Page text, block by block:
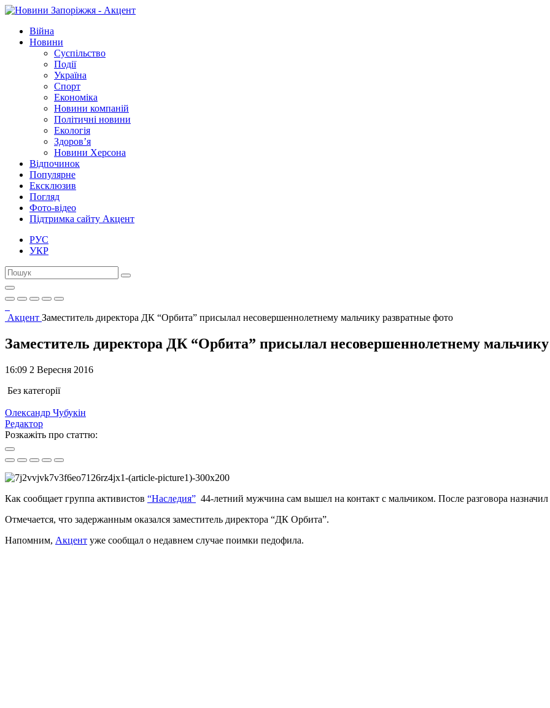
Війна
Новини
Суспільство
Події
Україна
Спорт
Економіка
Новини компаній
Політичні новини
Екологія
Здоров’я
Новини Херсона
Відпочинок
Популярне
Ексклюзив
Погляд
Фото-відео
Підтримка сайту Акцент
РУС
УКР
Акцент Заместитель директора ДК “Орбита” присылал несовершеннолетнему мальчику развратные фото
Заместитель директора ДК “Орбита” присылал несовершеннолетнему
16:09 2 Вересня 2016
Без категорії
Олександр Чубукін
Редактор
Розкажіть про статтю:
Как сообщает группа активистов “Наследия” 44-летний мужчина сам вышел на контакт с мальчиком. После разговора
Отмечается, что задержанным оказался заместитель директора “ДК Орбита”.
Напомним, Акцент уже сообщал о недавнем случае поимки педофила.